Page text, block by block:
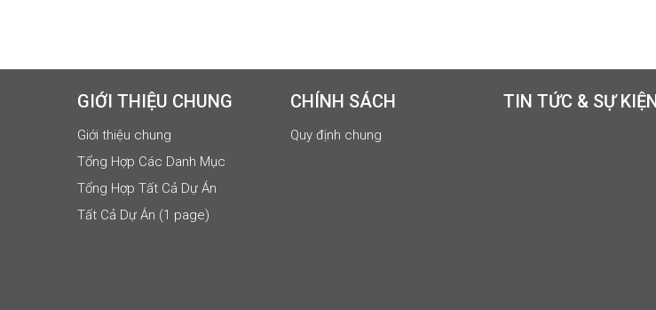
GIỚI THIỆU CHUNG
Giới thiệu chung
Tổng Hợp Các Danh Mục
Tổng Hợp Tất Cả Dự Án
Tất Cả Dự Án (1 page)
CHÍNH SÁCH
Quy định chung
TIN TỨC & SỰ KIỆN